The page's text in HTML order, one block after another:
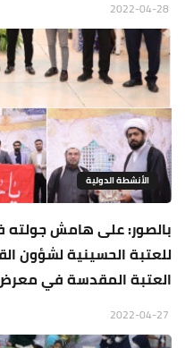
الأنشطة الدولية
بالصور: على هامش جولته
للعتبة الحسينية لشؤون
العتبة المقدسة في معرض